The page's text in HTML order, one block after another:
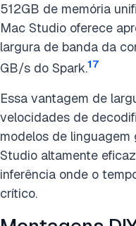
512GB de memória
Mac Studio oferece
largura de banda da
GB/s do Spark.17
Essa vantagem de
velocidades de
modelos de
Studio altamente
inferência onde o
crítico.